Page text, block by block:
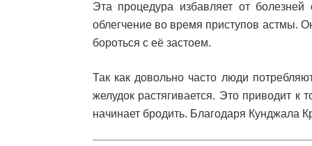
Эта процедура избавляет от
облегчение во время приступов астмы.
бороться с её застоем.
Так как довольно часто люди
желудок растягивается. Это приводит к
начинает бродить. Благодаря Кунджала